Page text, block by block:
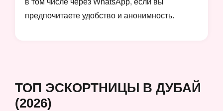
предпочитаете удобство и анонимность.
ТОП ЭСКОРТНИЦЫ В ДУБАЙ
(2026)